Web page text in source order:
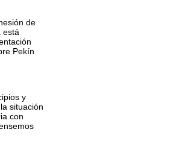
de
está
Pekín
y
situación
con